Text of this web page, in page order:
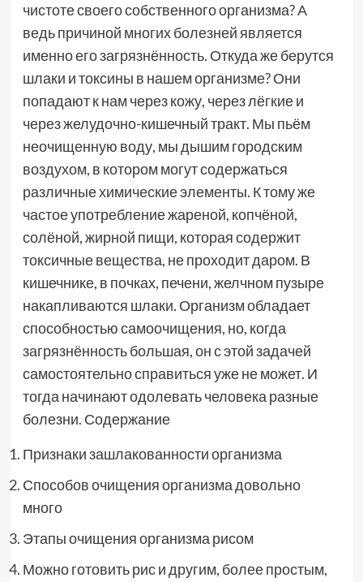
чистоте своего собственного организма? А
ведь причиной многих болезней является
именно его загрязнённость. Откуда же берутся
шлаки и токсины в нашем организме? Они
попадают к нам через кожу, через лёгкие и
через желудочно-кишечный тракт. Мы пьём
неочищенную воду, мы дышим городским
воздухом, в котором могут содержаться
различные химические элементы. К тому же
частое употребление жареной, копчёной,
солёной, жирной пищи, которая содержит
токсичные вещества, не проходит даром. В
кишечнике, в почках, печени, желчном пузыре
накапливаются шлаки. Организм обладает
способностью самоочищения, но, когда
загрязнённость большая, он с этой задачей
самостоятельно справиться уже не может. И
тогда начинают одолевать человека разные
болезни. Содержание
Признаки зашлакованности организма
Способов очищения организма довольно
много
Этапы очищения организма рисом
Можно готовить рис и другим, более простым,